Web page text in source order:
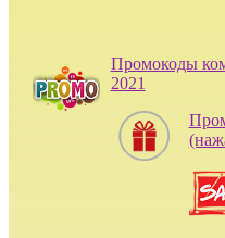
Промокоды
2021